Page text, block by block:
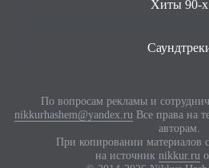
Хиты 90-х
По вопросам рекламы и
nikkurhashem@yandex.ruВсе права на
авторам.
При копировании материалов
на источник nikkur.ru